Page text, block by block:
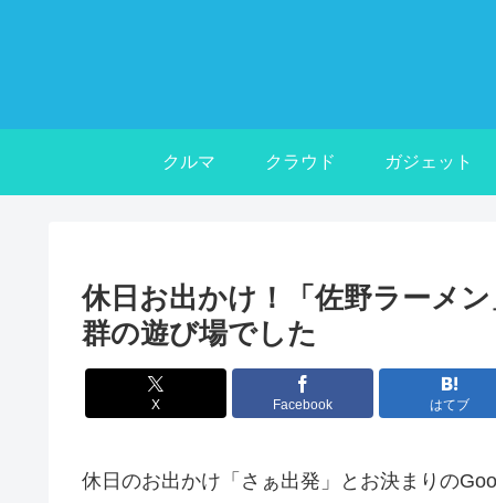
クルマ クラウド ガジェット
休日お出かけ！「佐野ラーメ
群の遊び場でした
X Facebook はてブ
休日のお出かけ「さぁ出発」とお決まりの